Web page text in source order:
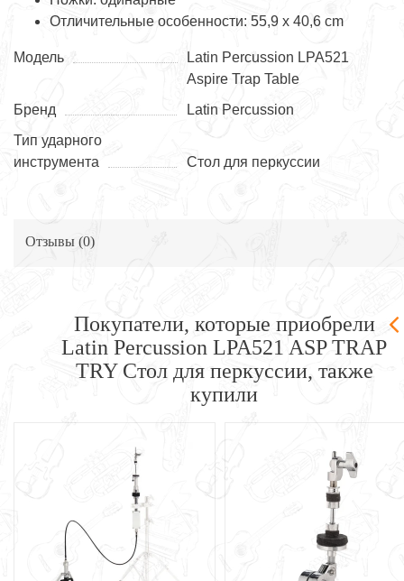
Отличительные особенности: 55,9 x 40,6 cm
Модель
Latin Percussion LPA521
Aspire Trap Table
Бренд
Latin Percussion
Тип ударного
инструмента
Стол для перкуссии
Отзывы (0)
Покупатели, которые приобрели
Latin Percussion LPA521 ASP TRAP
TRY Стол для перкуссии, также
купили